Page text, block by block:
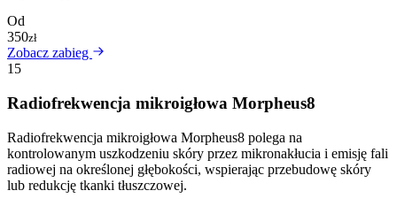
Od
350zł
Zobacz zabieg
15
Radiofrekwencja mikroigłowa Morpheus8
Radiofrekwencja mikroigłowa Morpheus8 polega na
kontrolowanym uszkodzeniu skóry przez mikronakłucia i emisję fali
radiowej na określonej głębokości, wspierając przebudowę skóry
lub redukcję tkanki tłuszczowej.